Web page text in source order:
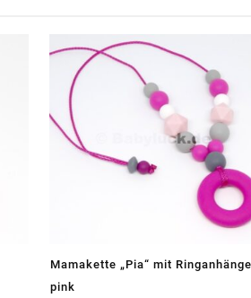
Mamakette „Pia“ mit
pink